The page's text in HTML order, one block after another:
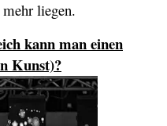
liegen.
kann man einen
Kunst)?